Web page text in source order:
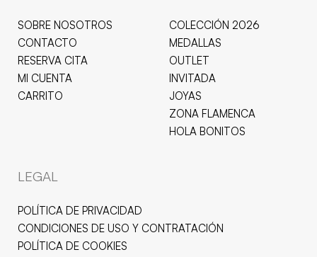
SOBRE NOSOTROS
CONTACTO
RESERVA CITA
MI CUENTA
CARRITO
COLECCIÓN 2026
MEDALLAS
OUTLET
INVITADA
JOYAS
ZONA FLAMENCA
HOLA BONITOS
LEGAL
POLÍTICA DE PRIVACIDAD
CONDICIONES DE USO Y CONTRATACIÓN
POLÍTICA DE COOKIES